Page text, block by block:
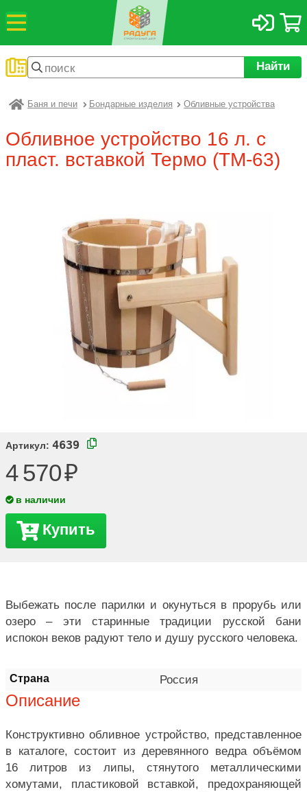
Найти
Баня и печи Бондарные изделия Обливные устройства
Обливное устройство 16 л. с
пласт. вставкой Термо (ТМ-63)
Артикул: 4639
4 570
в наличии
Купить
Страна Россия
Выбежать после парилки и окунуться в прорубь или
озеро – эти старинные традиции русской бани
испокон веков радуют тело и душу русского человека.
Описание
Конструктивно обливное устройство, представленное
в каталоге, состоит из деревянного ведра объёмом
16 литров из липы, стянутого металлическими
хомутами, пластиковой вставкой, предохраняющей